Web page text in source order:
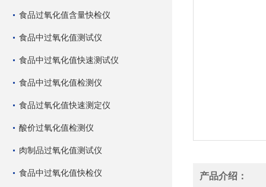
食品过氧化值含量快检仪
食品中过氧化值测试仪
食品中过氧化值快速测试仪
食品中过氧化值检测仪
食品过氧化值快速测定仪
酸价过氧化值检测仪
肉制品过氧化值测试仪
食品中过氧化值快检仪 产品介绍：